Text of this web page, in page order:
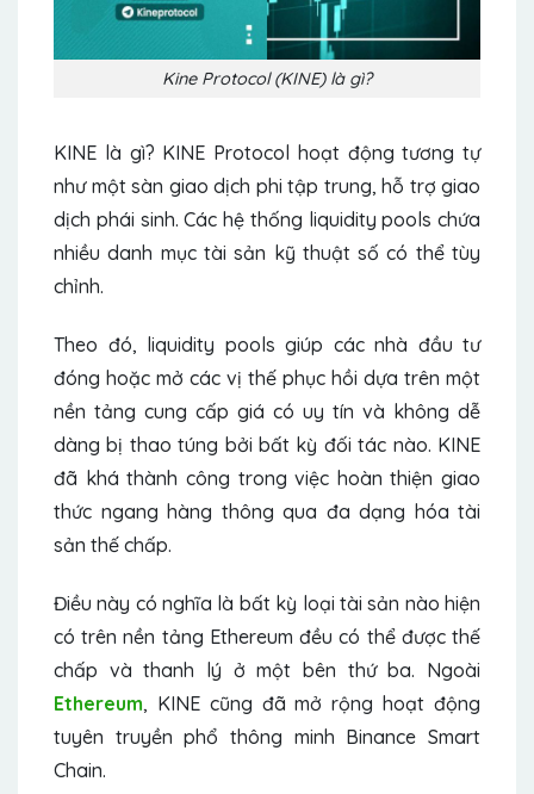
Kine Protocol (KINE) là gì?
KINE là gì? KINE Protocol hoạt động tương tự
như một sàn giao dịch phi tập trung, hỗ trợ giao
dịch phái sinh. Các hệ thống liquidity pools chứa
nhiều danh mục tài sản kỹ thuật số có thể tùy
chỉnh.
Theo đó, liquidity pools giúp các nhà đầu tư
đóng hoặc mở các vị thế phục hồi dựa trên một
nền tảng cung cấp giá có uy tín và không dễ
dàng bị thao túng bởi bất kỳ đối tác nào. KINE
đã khá thành công trong việc hoàn thiện giao
thức ngang hàng thông qua đa dạng hóa tài
sản thế chấp.
Điều này có nghĩa là bất kỳ loại tài sản nào hiện
có trên nền tảng Ethereum đều có thể được thế
chấp và thanh lý ở một bên thứ ba. Ngoài
Ethereum, KINE cũng đã mở rộng hoạt động
tuyên truyền phổ thông minh Binance Smart
Chain.